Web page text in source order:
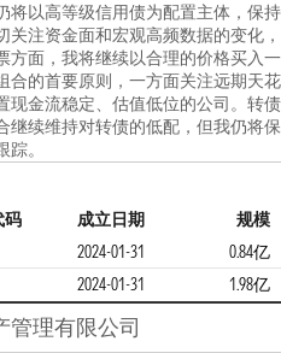
将以高等级信用债为配置主体，保持
注资金面和宏观高频数据的变化，
方面，我将继续以合理的价格买入一
合的首要原则，一方面关注远期天花
现金流稳定、估值低位的公司。转债
继续维持对转债的低配，但我仍将保
。
码 成立日期
规模
2024-01-31
0.84亿
2024-01-31 1.98亿
管理有限公司